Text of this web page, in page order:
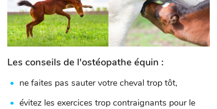
Les conseils de l'ostéopathe équin :
ne faites pas sauter votre cheval trop tôt,
évitez les exercices trop contraignants pour le